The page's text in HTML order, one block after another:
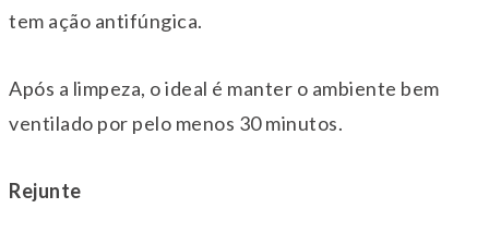
tem ação antifúngica.
Após a limpeza, o ideal é manter o ambiente bem
ventilado por pelo menos 30 minutos.
Rejunte